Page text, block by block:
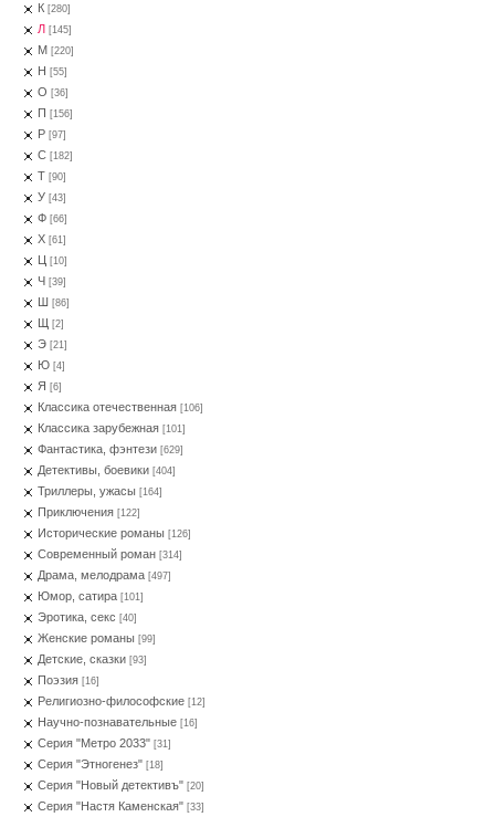
К [280]
Л [145]
М [220]
Н [55]
О [36]
П [156]
Р [97]
С [182]
Т [90]
У [43]
Ф [66]
Х [61]
Ц [10]
Ч [39]
Ш [86]
Щ [2]
Э [21]
Ю [4]
Я [6]
Классика отечественная [106]
Классика зарубежная [101]
Фантастика, фэнтези [629]
Детективы, боевики [404]
Триллеры, ужасы [164]
Приключения [122]
Исторические романы [126]
Современный роман [314]
Драма, мелодрама [497]
Юмор, сатира [101]
Эротика, секс [40]
Женские романы [99]
Детские, сказки [93]
Поэзия [16]
Религиозно-философские [12]
Научно-познавательные [16]
Серия "Метро 2033" [31]
Серия "Этногенез" [18]
Серия "Новый детективъ" [20]
Серия "Настя Каменская" [33]